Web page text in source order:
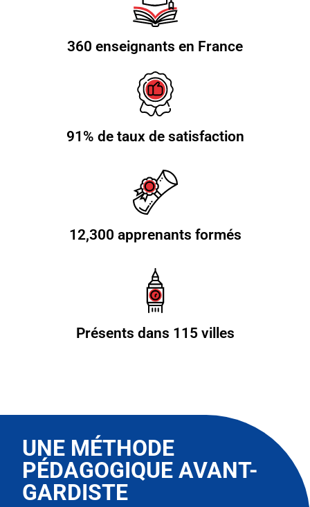
360 enseignants en France
91% de taux de satisfaction
12,300 apprenants formés
Présents dans 115 villes
UNE MÉTHODE
PÉDAGOGIQUE AVANT-
GARDISTE